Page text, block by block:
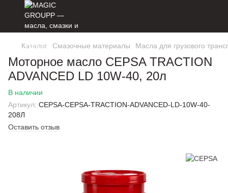
Каталог Смазочные материалы Масла для грузового
Моторное масло CEPSA TRACTION
ADVANCED LD 10W-40, 20л
В наличии
Артикул: CEPSA-CEPSA-TRACTION-ADVANCED-LD-10W-40-
208Л
Оставить отзыв